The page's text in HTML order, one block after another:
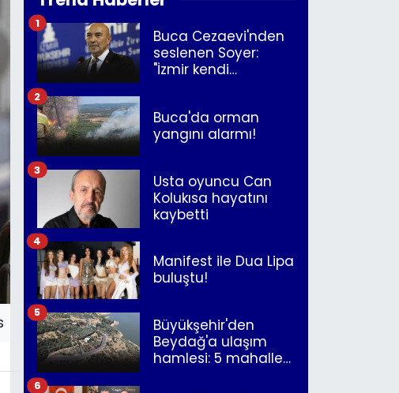
Buca Cezaevi'nden
seslenen Soyer:
"İzmir kendi
1
Buca'da orman
yangını alarmı!
2
Usta oyuncu Can
Kolukısa hayatını
kaybetti
3
Manifest ile Dua Lipa
buluştu!
4
Büyükşehir'den
Beydağ'a ulaşım
hamlesi: 5 mahalle
5
6